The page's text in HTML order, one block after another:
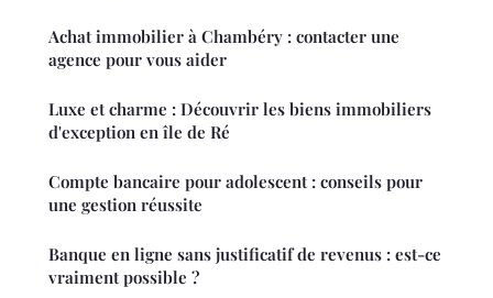
Achat immobilier à Chambéry : contacter une
agence pour vous aider
Luxe et charme : Découvrir les biens immobiliers
d'exception en île de Ré
Compte bancaire pour adolescent : conseils pour
une gestion réussite
Banque en ligne sans justificatif de revenus : est-ce
vraiment possible ?